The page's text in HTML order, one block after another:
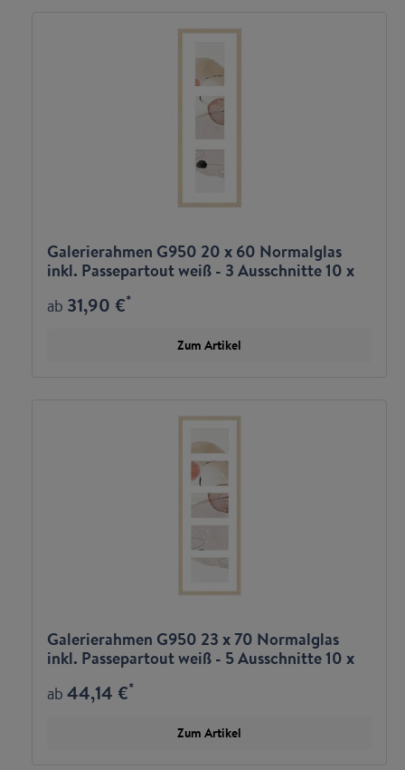
Galerierahmen G950 20 x 60 Normalglas
inkl. Passepartout weiß - 3 Ausschnitte 10 x
ab 31,90 €*
Zum Artikel
Galerierahmen G950 23 x 70 Normalglas
inkl. Passepartout weiß - 5 Ausschnitte 10 x
ab44,14 €*
Zum Artikel